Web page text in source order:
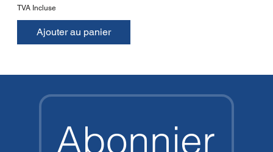
TVA Incluse
Ajouter au panier
Abonnier